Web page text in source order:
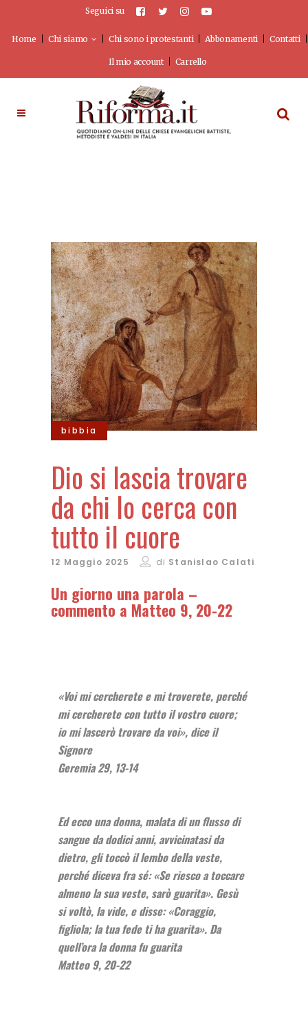
Seguici su
Home Chi siamo Chi sono i protestanti Abbonamenti Contatti
Il mio account Carrello
bibbia
Dio si lascia trovare
da chi lo cerca con
tutto il cuore
12 Maggio 2025 di Stanislao Calati
Un giorno una parola –
commento a Matteo 9, 20-22
«Voi mi cercherete e mi troverete, perché
mi cercherete con tutto il vostro cuore;
io mi lascerò trovare da voi», dice il
Signore
Geremia 29, 13-14
Ed ecco una donna, malata di un flusso di
sangue da dodici anni, avvicinatasi da
dietro, gli toccò il lembo della veste,
perché diceva fra sé: «Se riesco a toccare
almeno la sua veste, sarò guarita». Gesù
si voltò, la vide, e disse: «Coraggio,
figliola; la tua fede ti ha guarita». Da
quell’ora la donna fu guarita
Matteo 9, 20-22